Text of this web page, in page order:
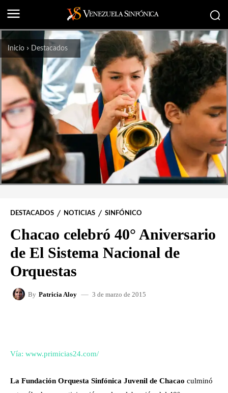
Inicio Destacados
DESTACADOS NOTICIAS SINFÓNICO
Chacao celebró 40° Aniversario
de El Sistema Nacional de
Orquestas
By Patricia Aloy 3 de marzo de 2015
Vía: www.primicias24.com/
La Fundación Orquesta Sinfónica Juvenil de Chacao culminó